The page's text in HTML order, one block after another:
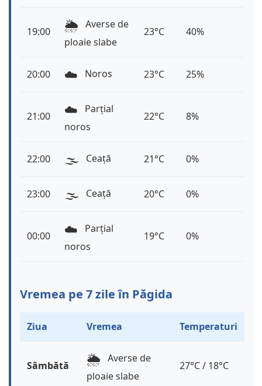
19:00 🌦️ Averse de
ploaie slabe
23°C 40%
20:00 ☁️ Noros 23°C 25%
21:00 ☁️
Parțial
noros
22°C 8%
22:00 🌫️ Ceață 21°C 0%
23:00 🌫️ Ceață 20°C 0%
00:00 ☁️
Parțial
noros
19°C 0%
Vremea pe 7 zile în Păgida
Ziua Vremea Temperaturi
Sâmbătă 🌦️ Averse de
ploaie slabe
27°C / 18°C